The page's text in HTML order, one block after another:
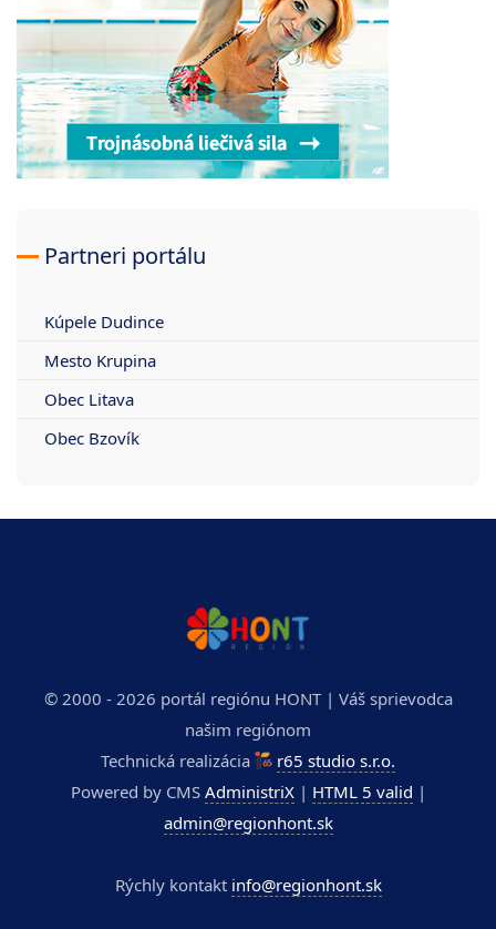
Partneri portálu
Kúpele Dudince
Mesto Krupina
Obec Litava
Obec Bzovík
© 2000 - 2026 portál regiónu HONT | Váš sprievodca
našim regiónom
Technická realizácia
r65 studio s.r.o.
Powered by CMS AdministriX| HTML 5 valid |
admin@regionhont.sk
Rýchly kontakt info@regionhont.sk